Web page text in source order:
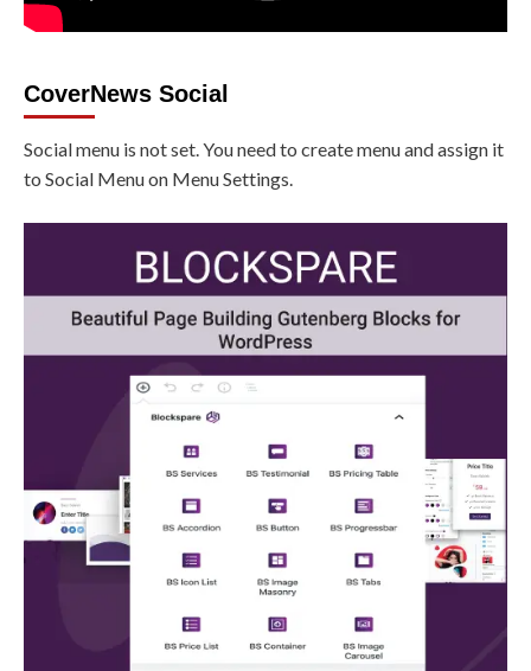
CoverNews Social
Social menu is not set. You need to create menu and assign it
to Social Menu on Menu Settings.